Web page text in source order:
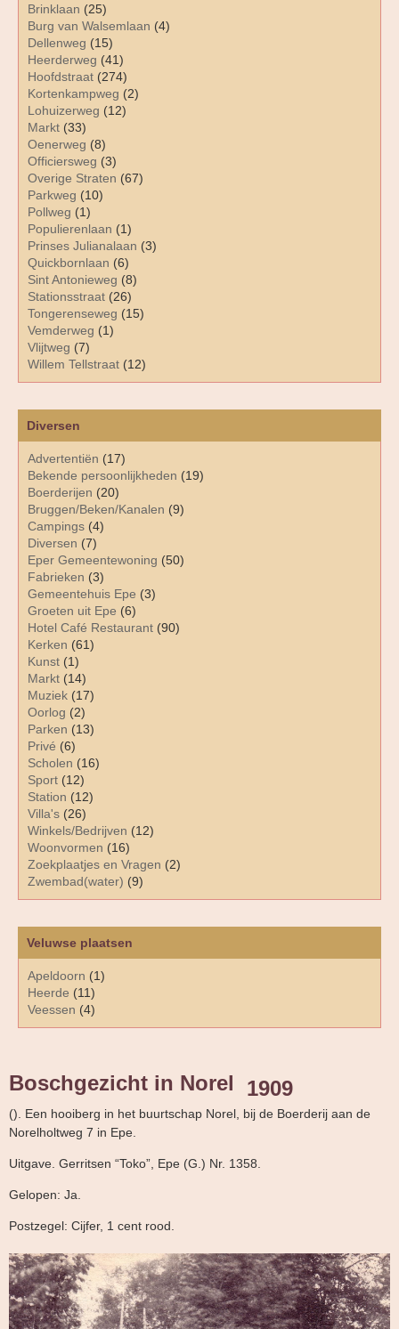
Diversen
Advertentiën (17)
Bekende persoonlijkheden (19)
Boerderijen (20)
Bruggen/Beken/Kanalen (9)
Campings (4)
Diversen (7)
Eper Gemeentewoning (50)
Fabrieken (3)
Gemeentehuis Epe (3)
Groeten uit Epe (6)
Hotel Café Restaurant (90)
Kerken (61)
Kunst (1)
Markt (14)
Muziek (17)
Oorlog (2)
Parken (13)
Privé (6)
Scholen (16)
Sport (12)
Station (12)
Villa's (26)
Winkels/Bedrijven (12)
Woonvormen (16)
Zoekplaatjes en Vragen (2)
Zwembad(water) (9)
Brinklaan (25)
Burg van Walsemlaan (4)
Dellenweg (15)
Heerderweg (41)
Hoofdstraat (274)
Kortenkampweg (2)
Lohuizerweg (12)
Markt (33)
Oenerweg (8)
Officiersweg (3)
Overige Straten (67)
Parkweg (10)
Pollweg (1)
Populierenlaan (1)
Prinses Julianalaan (3)
Quickbornlaan (6)
Sint Antonieweg (8)
Stationsstraat (26)
Tongerenseweg (15)
Vemderweg (1)
Vlijtweg (7)
Willem Tellstraat (12)
Veluwse plaatsen
Apeldoorn (1)
Heerde (11)
Veessen (4)
Boschgezicht in Norel 1909
(). Een hooiberg in het buurtschap Norel, bij de Boerderij aan de
Norelholtweg 7 in Epe.
Uitgave. Gerritsen “Toko”, Epe (G.) Nr. 1358.
Gelopen: Ja.
Postzegel: Cijfer, 1 cent rood.